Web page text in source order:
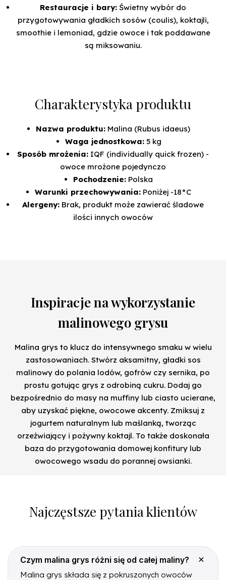
Restauracje i bary: Świetny wybór do
przygotowywania gładkich sosów (coulis), koktajli,
smoothie i lemoniad, gdzie owoce i tak poddawane
są miksowaniu.
Charakterystyka produktu
Nazwa produktu: Malina (Rubus idaeus)
Waga jednostkowa:5 kg
Sposób mrożenia: IQF (individually quick frozen) -
owoce mrożone pojedynczo
Pochodzenie: Polska
Warunki przechowywania: Poniżej -18°C
Alergeny: Brak, produkt może zawierać śladowe
ilości innych owoców
Inspiracje na wykorzystanie
malinowego grysu
Malina grys to klucz do intensywnego smaku w wielu
zastosowaniach. Stwórz aksamitny, gładki sos
malinowy do polania lodów, gofrów czy sernika, po
prostu gotując grys z odrobiną cukru. Dodaj go
bezpośrednio do masy na muffiny lub ciasto ucierane,
aby uzyskać piękne, owocowe akcenty. Zmiksuj z
jogurtem naturalnym lub maślanką, tworząc
orzeźwiający i pożywny koktajl. To także doskonała
baza do przygotowania domowej konfitury lub
owocowego wsadu do porannej owsianki.
Najczęstsze pytania klientów
Czym malina grys różni się od całej maliny?
Malina grys składa się z pokruszonych owoców